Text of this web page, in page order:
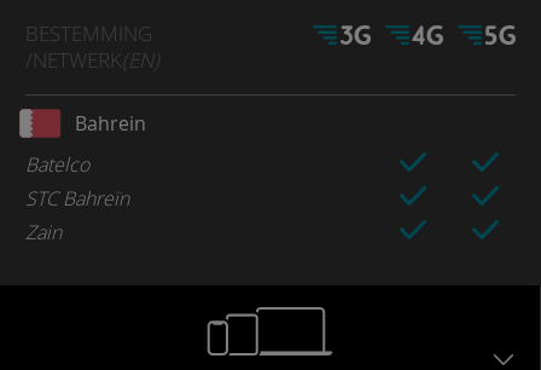
BESTEMMING
/NETWERK(EN)
Bahrein
Batelco
STC Bahreïn
Zain